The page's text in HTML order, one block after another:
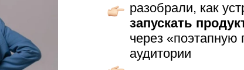
разобрали, как
запускать
через «поэтапную
аудитории